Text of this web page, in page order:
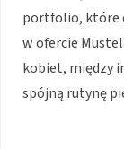
portfolio, które
w ofercie
kobiet, między
spójną rutynę